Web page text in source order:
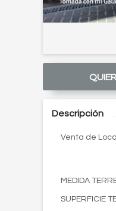
Descripción
Venta de
MEDIDA
SUPERFICIE